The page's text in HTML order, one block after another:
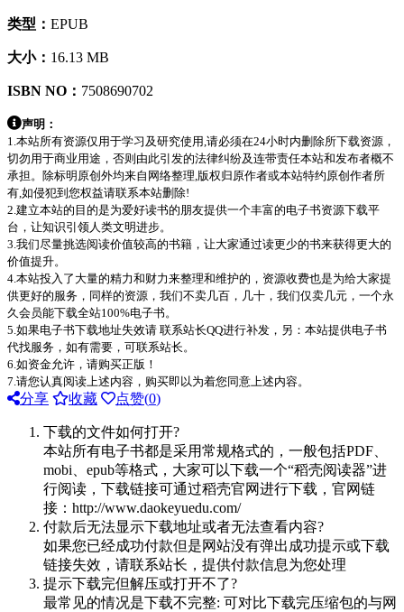
类型： EPUB
大小： 16.13 MB
ISBN NO： 7508690702
声明：
1.本站所有资源仅用于学习及研究使用,请必须在24小时内删除所下载资源，
切勿用于商业用途，否则由此引发的法律纠纷及连带责任本站和发布者概不
承担。除标明原创外均来自网络整理,版权归原作者或本站特约原创作者所
有,如侵犯到您权益请联系本站删除!
2.建立本站的目的是为爱好读书的朋友提供一个丰富的电子书资源下载平
台，让知识引领人类文明进步。
3.我们尽量挑选阅读价值较高的书籍，让大家通过读更少的书来获得更大的
价值提升。
4.本站投入了大量的精力和财力来整理和维护的，资源收费也是为给大家提
供更好的服务，同样的资源，我们不卖几百，几十，我们仅卖几元，一个永
久会员能下载全站100%电子书。
5.如果电子书下载地址失效请 联系站长QQ进行补发，另：本站提供电子书
代找服务，如有需要，可联系站长。
6.如资金允许，请购买正版！
7.请您认真阅读上述内容，购买即以为着您同意上述内容。
分享 收藏 点赞(0)
下载的文件如何打开?
本站所有电子书都是采用常规格式的，一般包括PDF、
mobi、epub等格式，大家可以下载一个“稻壳阅读器”进
行阅读，下载链接可通过稻壳官网进行下载，官网链
接：http://www.daokeyuedu.com/
付款后无法显示下载地址或者无法查看内容?
如果您已经成功付款但是网站没有弹出成功提示或下载
链接失效，请联系站长，提供付款信息为您处理
提示下载完但解压或打开不了?
最常见的情况是下载不完整: 可对比下载完压缩包的与网